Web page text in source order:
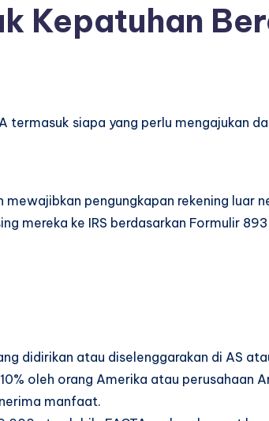
Kepatuhan
termasuk siapa yang perlu mengajukan
pengungkapan rekening luar
mereka ke IRS berdasarkan Formulir
didirikan atau diselenggarakan di AS
oleh orang Amerika atau perusahaan
manfaat.